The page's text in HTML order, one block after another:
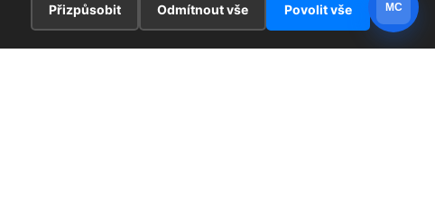
Přizpůsobit Odmítnout vše Povolit vše MC